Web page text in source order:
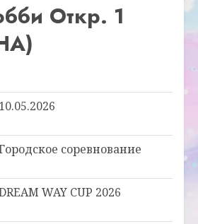
Откр. 1
10.05.2026
соревнование
WAY CUP 2026